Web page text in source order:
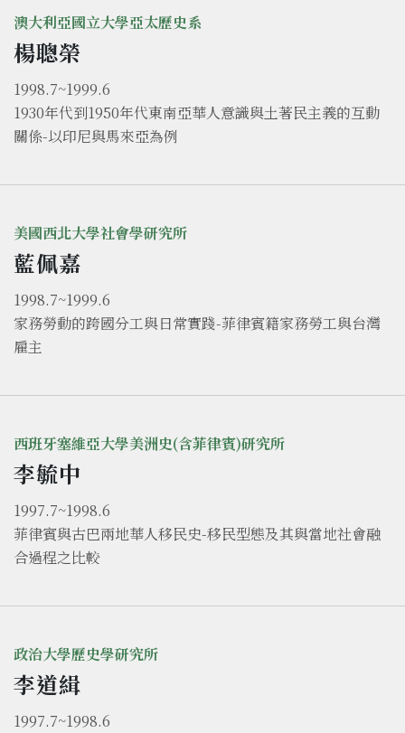
澳大利亞國立大學亞太歷史系
楊聰榮
1998.7~1999.6
1930年代到1950年代東南亞華人意識與土著民主義的互動
關係-以印尼與馬來亞為例
美國西北大學社會學研究所
藍佩嘉
1998.7~1999.6
家務勞動的跨國分工與日常實踐-菲律賓籍家務勞工與台灣
雇主
西班牙塞維亞大學美洲史(含菲律賓)研究所
李毓中
1997.7~1998.6
菲律賓與古巴兩地華人移民史-移民型態及其與當地社會融
合過程之比較
政治大學歷史學研究所
李道緝
1997.7~1998.6